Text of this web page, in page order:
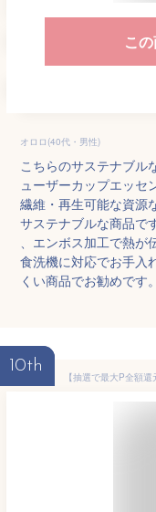
こ
オロロ(40代・男性)
こちらのサステナブル
ューザーカップエッセ
繊維・再生可能な資源
サステナブルな商品で
、エンボス加工で熱
食洗機に対応でお手入
くい商品でお勧めです。
10th